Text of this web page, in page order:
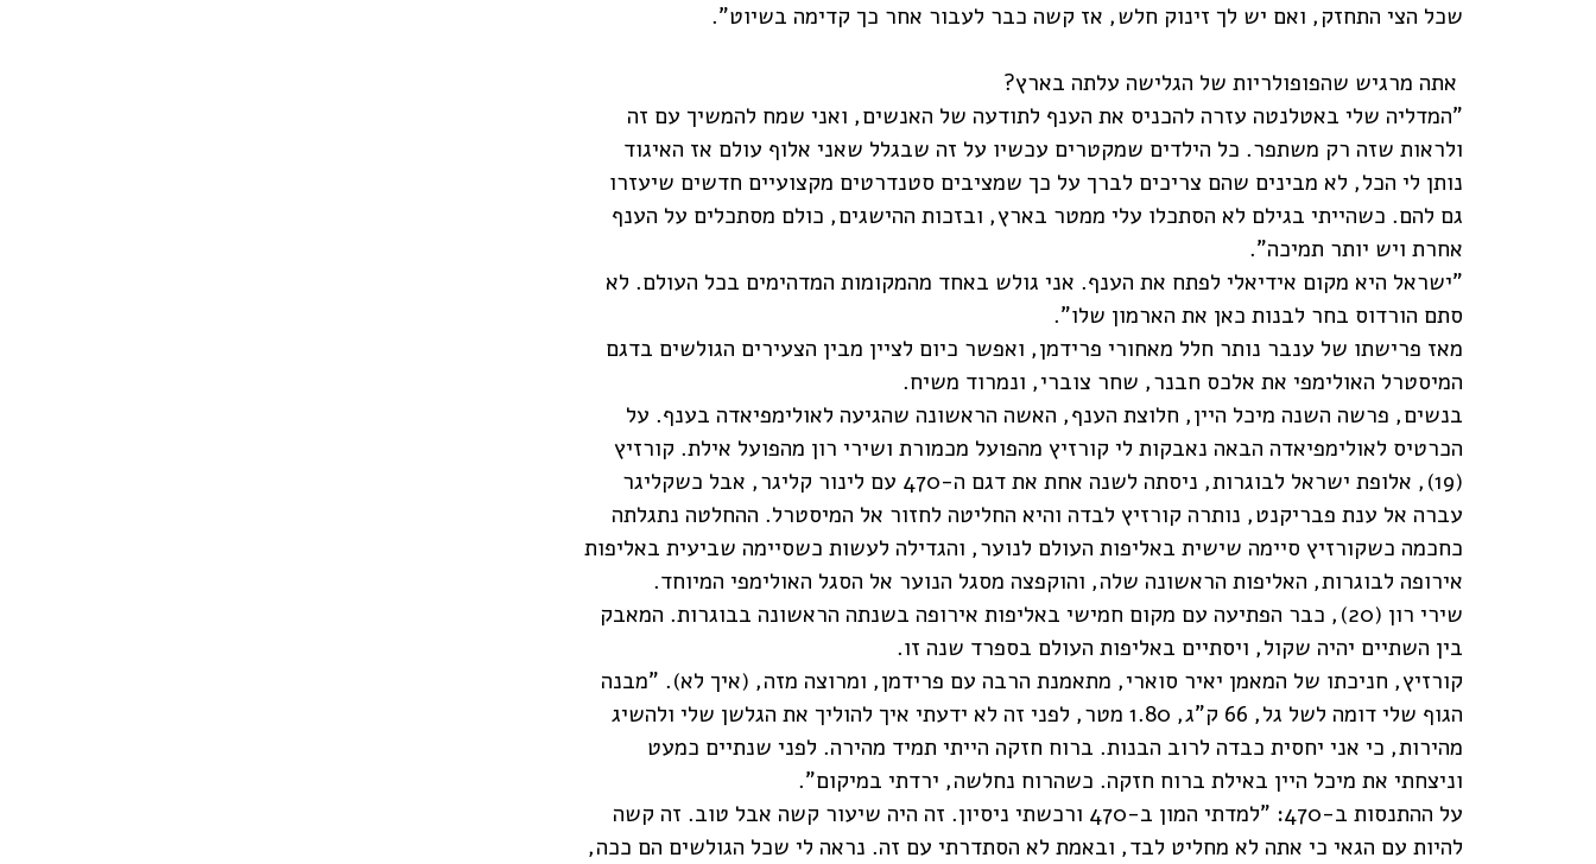
שכל הצי התחזק, ואם יש לך זינוק חלש, אז קשה כבר לעבור אחר כך קדימה בשיוט".
אתה מרגיש שהפופולריות של הגלישה עלתה בארץ?
"המדליה שלי באטלנטה עזרה להכניס את הענף לתודעה של האנשים, ואני שמח להמשיך עם זה
ולראות שזה רק משתפר. כל הילדים שמקטרים עכשיו על זה שבגלל שאני אלוף עולם אז האיגוד
נותן לי הכל, לא מבינים שהם צריכים לברך על כך שמציבים סטנדרטים מקצועיים חדשים שיעזרו
גם להם. כשהייתי בגילם לא הסתכלו עלי ממטר בארץ, ובזכות ההישגים, כולם מסתכלים על הענף
אחרת ויש יותר תמיכה".
"ישראל היא מקום אידיאלי לפתח את הענף. אני גולש באחד מהמקומות המדהימים בכל העולם. לא
סתם הורדוס בחר לבנות כאן את הארמון שלו".
מאז פרישתו של ענבר נותר חלל מאחורי פרידמן, ואפשר כיום לציין מבין הצעירים הגולשים בדגם
המיסטרל האולימפי את אלכס חבנר, שחר צוברי, ונמרוד משיח.
בנשים, פרשה השנה מיכל היין, חלוצת הענף, האשה הראשונה שהגיעה לאולימפיאדה בענף. על
הכרטיס לאולימפיאדה הבאה נאבקות לי קורזיץ מהפועל מכמורת ושירי רון מהפועל אילת. קורזיץ
(19), אלופת ישראל לבוגרות, ניסתה לשנה אחת את דגם ה-470 עם לינור קליגר, אבל כשקליגר
עברה אל ענת פבריקנט, נותרה קורזיץ לבדה והיא החליטה לחזור אל המיסטרל. ההחלטה נתגלתה
כחכמה כשקורזיץ סיימה שישית באליפות העולם לנוער, והגדילה לעשות כשסיימה שביעית באליפות
אירופה לבוגרות, האליפות הראשונה שלה, והוקפצה מסגל הנוער אל הסגל האולימפי המיוחד.
שירי רון (20), כבר הפתיעה עם מקום חמישי באליפות אירופה בשנתה הראשונה בבוגרות. המאבק
בין השתיים יהיה שקול, ויסתיים באליפות העולם בספרד שנה זו.
קורזיץ, חניכתו של המאמן יאיר סוארי, מתאמנת הרבה עם פרידמן, ומרוצה מזה, (איך לא). "מבנה
הגוף שלי דומה לשל גל, 66 ק"ג, 1.80 מטר, לפני זה לא ידעתי איך להוליך את הגלשן שלי ולהשיג
מהירות, כי אני יחסית כבדה לרוב הבנות. ברוח חזקה הייתי תמיד מהירה. לפני שנתיים כמעט
וניצחתי את מיכל היין באילת ברוח חזקה. כשהרוח נחלשה, ירדתי במיקום".
על ההתנסות ב-470: "למדתי המון ב-470 ורכשתי ניסיון. זה היה שיעור קשה אבל טוב. זה קשה
להיות עם הגאי כי אתה לא מחליט לבד, ובאמת לא הסתדרתי עם זה. נראה לי שכל הגולשים הם ככה,